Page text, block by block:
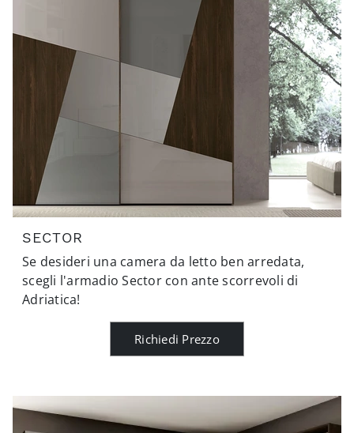
SECTOR
Se desideri una camera da letto ben arredata,
scegli l'armadio Sector con ante scorrevoli di
Adriatica!
Richiedi Prezzo